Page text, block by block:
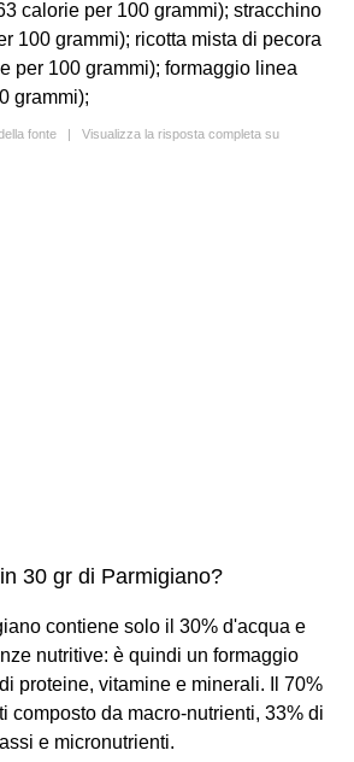
calorie per 100 grammi); stracchino
100 grammi); ricotta mista di pecora
per 100 grammi); formaggio linea
grammi);
fonte | Visualizza la risposta completa su
30 gr di Parmigiano?
contiene solo il 30% d'acqua e
nutritive: è quindi un formaggio
proteine, vitamine e minerali. Il 70%
composto da macro-nutrienti, 33% di
e micronutrienti.